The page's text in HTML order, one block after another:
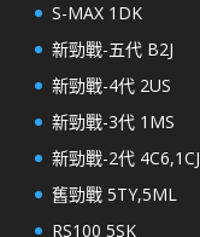
S-MAX 1DK
新勁戰-五代 B2J
新勁戰-4代 2US
新勁戰-3代 1MS
新勁戰-2代 4C6,1CJ
舊勁戰 5TY,5ML
RS100 5SK